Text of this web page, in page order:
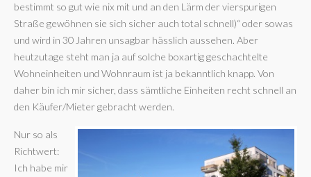
bestimmt so gut wie nix mit und an den Lärm der vierspurigen
Straße gewöhnen sie sich sicher auch total schnell)“ oder sowas
und wird in 30 Jahren unsagbar hässlich aussehen. Aber
heutzutage steht man ja auf solche boxartig geschachtelte
Wohneinheiten und Wohnraum ist ja bekanntlich knapp. Von
daher bin ich mir sicher, dass sämtliche Einheiten recht schnell an
den Käufer/Mieter gebracht werden.
Nur so als
Richtwert:
Ich habe mir